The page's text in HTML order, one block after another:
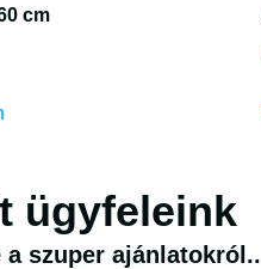
cm
ügyfeleink
a szuper ajánlatokról..